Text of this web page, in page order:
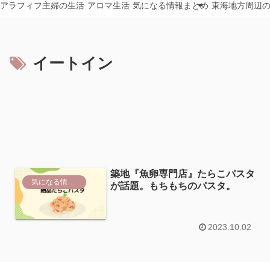
アラフィフ主婦の生活 アロマ生活 気になる情報まとめ 東海地方周辺
イートイン
気になる情報まとめ
築地『魚卵専門店』たらこパスタ
が話題。もちもちのパスタ。
2023.10.02